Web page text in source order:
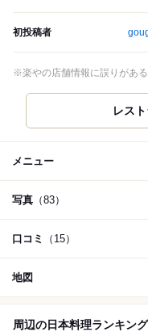
初投稿者
※楽やの店舗情報に誤りがあ
レス
メニュー
写真 （83）
口コミ （15）
地図
周辺の日本料理ランキング